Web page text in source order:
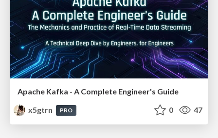
Apache Kafka - A Complete Engineer's Guide
x5gtrn
PRO 0 47